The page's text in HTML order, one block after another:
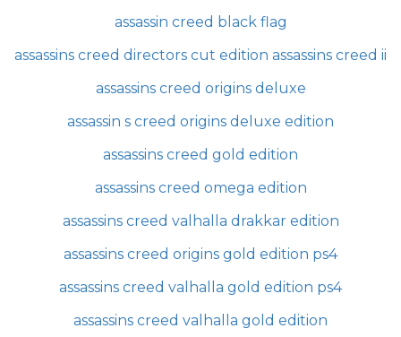
assassin creed black flag
assassins creed directors cut edition assassins creed ii
assassins creed origins deluxe
assassin s creed origins deluxe edition
assassins creed gold edition
assassins creed omega edition
assassins creed valhalla drakkar edition
assassins creed origins gold edition ps4
assassins creed valhalla gold edition ps4
assassins creed valhalla gold edition